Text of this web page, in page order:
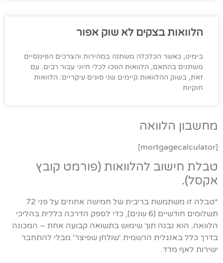
הלוואות בצקים לא שוק אפור
בימינו, כאשר הכלכלה משתנה במהירות והצרכים הפיננסיים
משתנים בהתאם, הלוואות הפכו לכלי חיוני עבור רבים. עם
זאת, בשוק ההלוואות קיימים שני סוגים עיקריים: הלוואות
חוקיות
מחשבון הלוואה
[mortgagecalculator]
טבלת חישוב להלוואות (פורמט קובץ
אקסל).
*טבלה זו משתמשת בריבית של חמישה אחוזים על פני 72
תשלומים חודשיים (6 שנים), כדי לספק הדרכה כללית בהליכי
הלוואה. הוא נבנה תוך שימוש בתשואה קבועה אחת – המכונה
בדרך כלל באנגלית הרשמית 'שולחן שפיצר' מבלי להתחבר
ישירות לאף מדד.